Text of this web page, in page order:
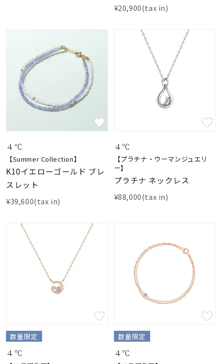
¥20,900(tax in)
４℃
【Summer Collection】
K10イエローゴールド ブレ
スレット
¥39,600(tax in)
４℃
【プラチナ・ウーマンジュエリ
ー】
プラチナ ネックレス
¥88,000(tax in)
数量限定
４℃
数量限定
４℃